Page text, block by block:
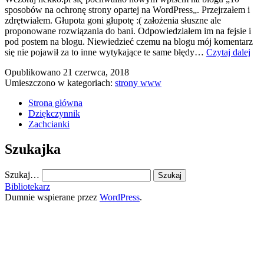
sposobów na ochronę strony opartej na WordPress„. Przejrzałem i
zdrętwiałem. Głupota goni głupotę :( założenia słuszne ale
proponowane rozwiązania do bani. Odpowiedziałem im na fejsie i
pod postem na blogu. Niewiedzieć czemu na blogu mój komentarz
się nie pojawił za to inne wytykające te same błędy… Czytaj dalej
Opublikowano 21 czerwca, 2018
Umieszczono w kategoriach: strony www
Strona główna
Dziękczynnik
Zachcianki
Szukajka
Szukaj…
Bibliotekarz
Dumnie wspierane przez WordPress.